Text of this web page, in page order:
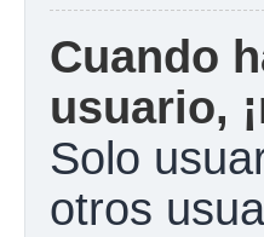
Cuando
usuario,
Solo
otros